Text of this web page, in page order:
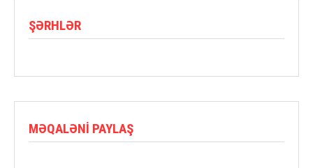
ŞƏRHLƏR
MƏQALƏNI PAYLAŞ